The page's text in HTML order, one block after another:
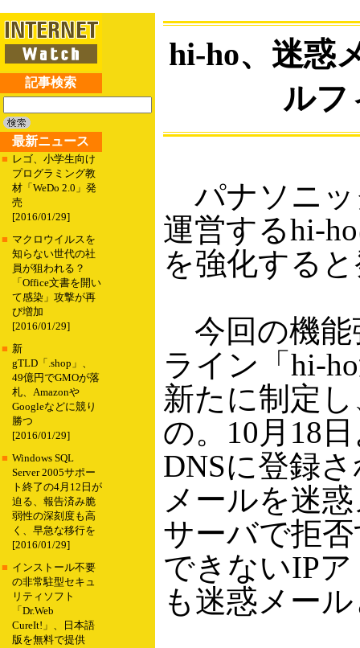
記事検索
最新ニュース
■ レゴ、小学生向け
プログラミング教
材「WeDo 2.0」発
売
[2016/01/29]
■ マクロウイルスを
知らない世代の社
員が狙われる？
「Office文書を開い
て感染」攻撃が再
び増加
[2016/01/29]
■ 新
gTLD「.shop」、
49億円でGMOが落
札、Amazonや
Googleなどに競り
勝つ
[2016/01/29]
■ Windows SQL
Server 2005サポー
ト終了の4月12日が
迫る、報告済み脆
弱性の深刻度も高
く、早急な移行を
[2016/01/29]
■ インストール不要
の非常駐型セキュ
リティソフト
「Dr.Web
CureIt!」、日本語
版を無料で提供
hi-ho、迷惑
ルフ
パナソニッ
運営するhi-
を強化する
今回の機能
ライン「hi-
新たに制定
の。10月18
DNSに登録
メールを迷
サーバで拒
できないIP
も迷惑メー